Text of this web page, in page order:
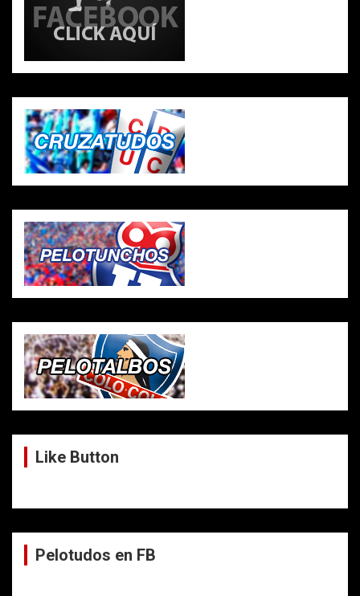
Like Button
Pelotudos en FB